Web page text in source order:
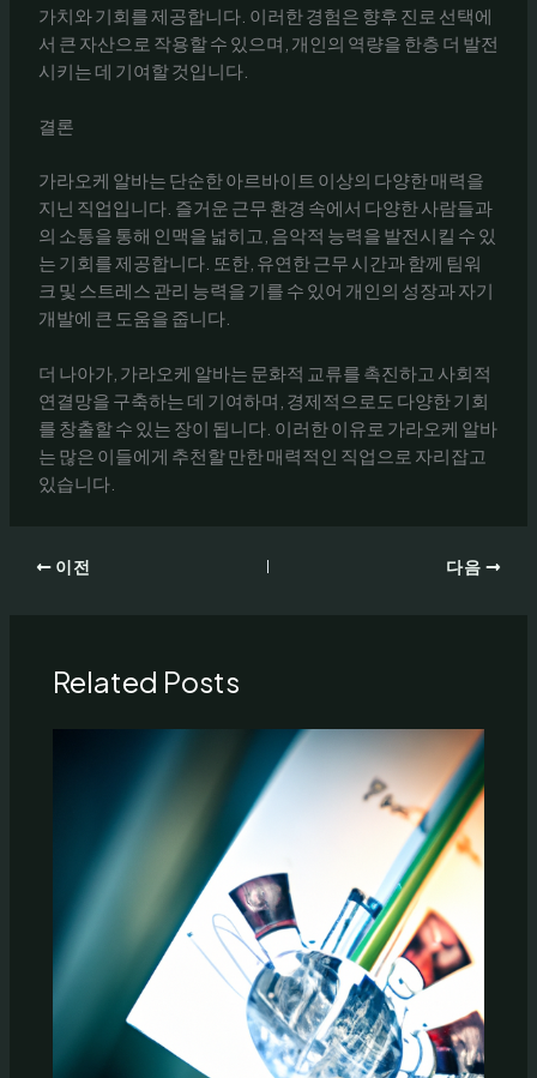
가치와 기회를 제공합니다. 이러한 경험은 향후 진로 선택에
서 큰 자산으로 작용할 수 있으며, 개인의 역량을 한층 더 발전
시키는 데 기여할 것입니다.
결론
가라오케 알바는 단순한 아르바이트 이상의 다양한 매력을
지닌 직업입니다. 즐거운 근무 환경 속에서 다양한 사람들과
의 소통을 통해 인맥을 넓히고, 음악적 능력을 발전시킬 수 있
는 기회를 제공합니다. 또한, 유연한 근무 시간과 함께 팀워
크 및 스트레스 관리 능력을 기를 수 있어 개인의 성장과 자기
개발에 큰 도움을 줍니다.
더 나아가, 가라오케 알바는 문화적 교류를 촉진하고 사회적
연결망을 구축하는 데 기여하며, 경제적으로도 다양한 기회
를 창출할 수 있는 장이 됩니다. 이러한 이유로 가라오케 알바
는 많은 이들에게 추천할 만한 매력적인 직업으로 자리잡고
있습니다.
이전 다음
Related Posts